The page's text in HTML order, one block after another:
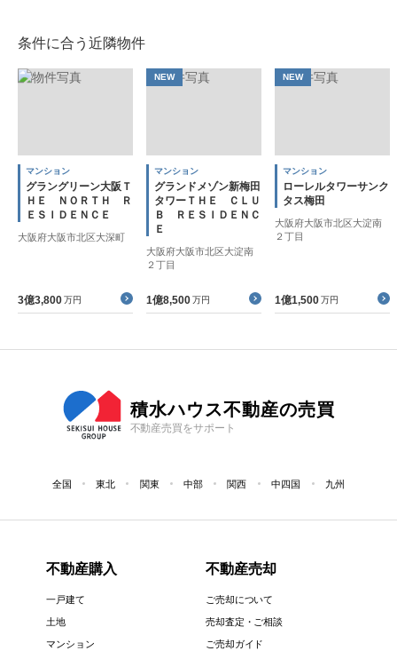
条件に合う近隣物件
マンション
グラングリーン大阪Ｔ
ＨＥ ＮＯＲＴＨ Ｒ
ＥＳＩＤＥＮＣＥ
大阪府大阪市北区大深町
3億3,800 万円
NEW
マンション
グランドメゾン新梅田
タワーＴＨＥ ＣＬＵ
Ｂ ＲＥＳＩＤＥＮＣ
Ｅ
大阪府大阪市北区大淀南
２丁目
1億8,500 万円
NEW
マンション
ローレルタワーサンク
タス梅田
大阪府大阪市北区大淀南
２丁目
1億1,500 万円
積水ハウス不動産の売買
不動産売買をサポート
全国 東北 関東 中部 関西 中四国 九州
不動産購入
一戸建て
土地
マンション
不動産売却
ご売却について
売却査定・ご相談
ご売却ガイド